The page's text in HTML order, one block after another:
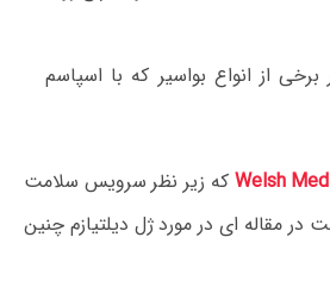
از انواع بواسیر که با اسپاسم
Welsh که زیر نظر سرویس سلامت
در مقاله ای در مورد ژل دیلتیازم چنین